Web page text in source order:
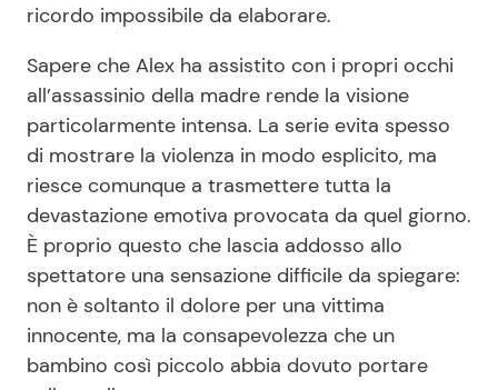
ricordo impossibile da elaborare.
Sapere che Alex ha assistito con i propri occhi
all’assassinio della madre rende la visione
particolarmente intensa. La serie evita spesso
di mostrare la violenza in modo esplicito, ma
riesce comunque a trasmettere tutta la
devastazione emotiva provocata da quel giorno.
È proprio questo che lascia addosso allo
spettatore una sensazione difficile da spiegare:
non è soltanto il dolore per una vittima
innocente, ma la consapevolezza che un
bambino così piccolo abbia dovuto portare